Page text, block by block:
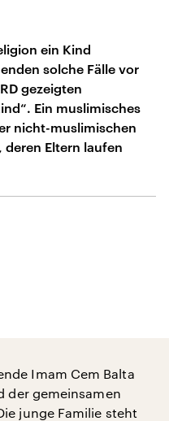
ein Kind
solche Fälle vor
gezeigten
Ein muslimisches
nicht-muslimischen
Eltern laufen
Imam Cem Balta
der gemeinsamen
junge Familie steht